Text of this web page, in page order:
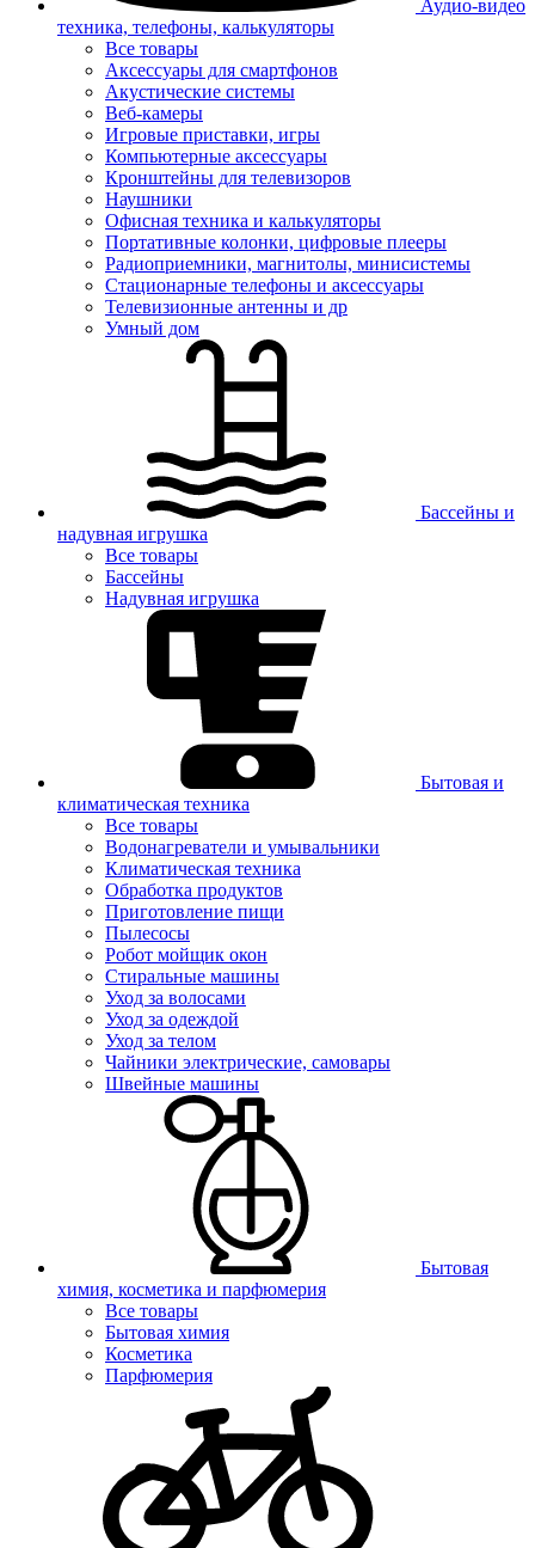
Аудио-видео
техника, телефоны, калькуляторы
Все товары
Аксессуары для смартфонов
Акустические системы
Веб-камеры
Игровые приставки, игры
Компьютерные аксессуары
Кронштейны для телевизоров
Наушники
Офисная техника и калькуляторы
Портативные колонки, цифровые плееры
Радиоприемники, магнитолы, минисистемы
Стационарные телефоны и аксессуары
Телевизионные антенны и др
Умный дом
Бассейны и
надувная игрушка
Все товары
Бассейны
Надувная игрушка
Бытовая и
климатическая техника
Все товары
Водонагреватели и умывальники
Климатическая техника
Обработка продуктов
Приготовление пищи
Пылесосы
Робот мойщик окон
Стиральные машины
Уход за волосами
Уход за одеждой
Уход за телом
Чайники электрические, самовары
Швейные машины
Бытовая
химия, косметика и парфюмерия
Все товары
Бытовая химия
Косметика
Парфюмерия